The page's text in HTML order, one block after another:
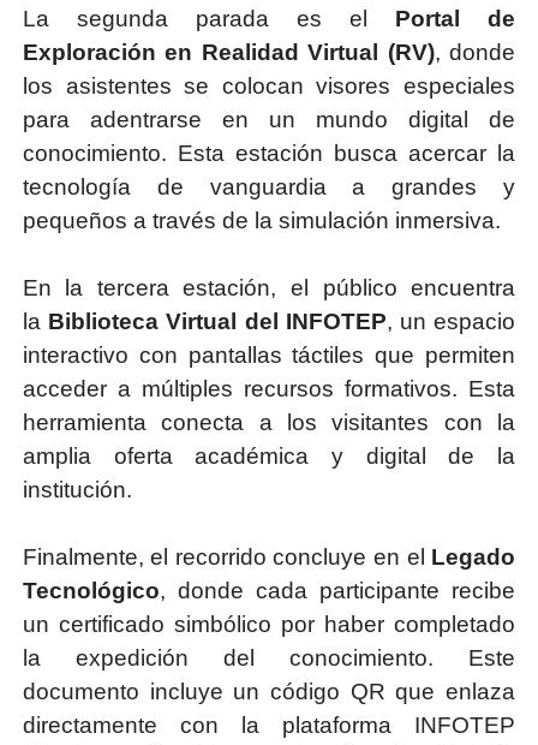
La segunda parada es el Portal de
Exploración en Realidad Virtual (RV), donde
los asistentes se colocan visores especiales
para adentrarse en un mundo digital de
conocimiento. Esta estación busca acercar la
tecnología de vanguardia a grandes y
pequeños a través de la simulación inmersiva.
En la tercera estación, el público encuentra
la Biblioteca Virtual del INFOTEP, un espacio
interactivo con pantallas táctiles que permiten
acceder a múltiples recursos formativos. Esta
herramienta conecta a los visitantes con la
amplia oferta académica y digital de la
institución.
Finalmente, el recorrido concluye en el Legado
Tecnológico, donde cada participante recibe
un certificado simbólico por haber completado
la expedición del conocimiento. Este
documento incluye un código QR que enlaza
directamente con la plataforma INFOTEP